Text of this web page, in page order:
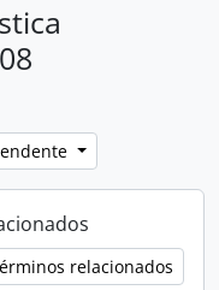
relacionados